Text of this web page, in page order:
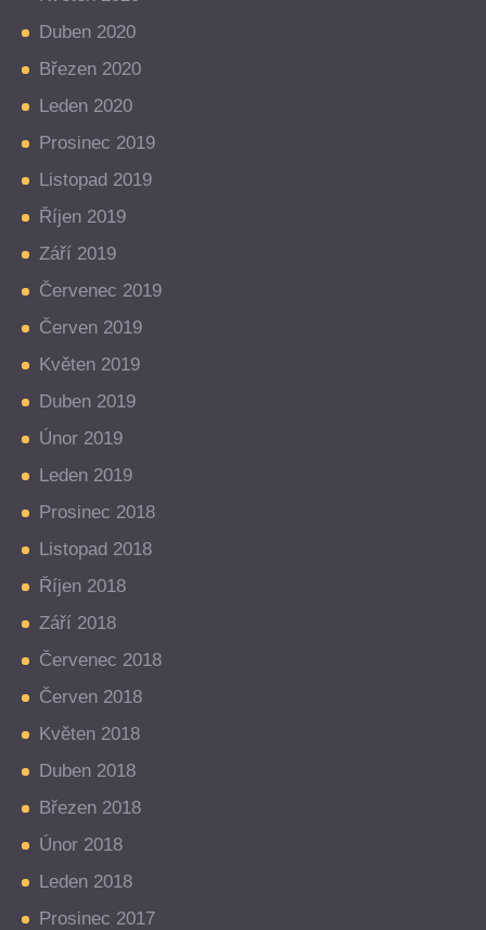
Duben 2020
Březen 2020
Leden 2020
Prosinec 2019
Listopad 2019
Říjen 2019
Září 2019
Červenec 2019
Červen 2019
Květen 2019
Duben 2019
Únor 2019
Leden 2019
Prosinec 2018
Listopad 2018
Říjen 2018
Září 2018
Červenec 2018
Červen 2018
Květen 2018
Duben 2018
Březen 2018
Únor 2018
Leden 2018
Prosinec 2017